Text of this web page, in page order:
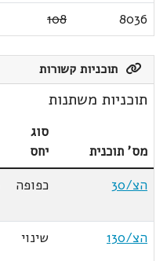
8036
108
תוכניות קשורות
תוכניות משתנות
מס' תוכנית
סוג
יחס
הצ/30
כפופה
הצ/130
שינוי